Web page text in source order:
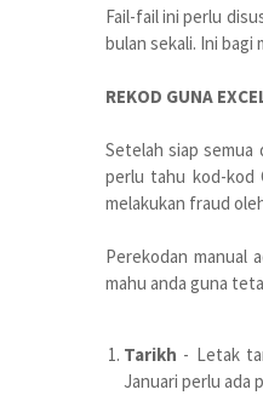
Fail-fail ini perlu
bulan sekali. Ini
REKOD GUNA
Setelah siap semua
perlu tahu kod-kod
melakukan fraud
Perekodan manual
mahu anda guna
Tarikh - Letak
Januari perlu ada